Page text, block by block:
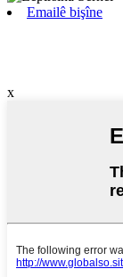
Emailê bişîne
x